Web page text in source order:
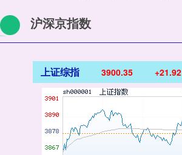
沪深京指数
上证综指 3900.35 +21.92